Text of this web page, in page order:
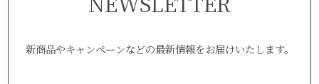
新商品やキャンペーンなどの最新情報をお届けいたします。